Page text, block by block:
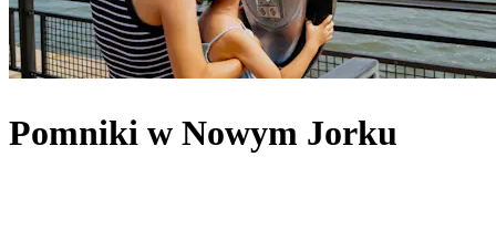
Pomniki w Nowym Jorku